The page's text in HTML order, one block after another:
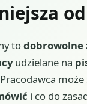
todobrowolne
udzielane na
i co do